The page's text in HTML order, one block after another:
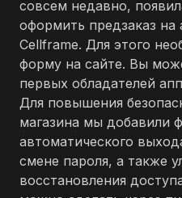
совсем недавно,
оформить предзаказ
Cellframe. Для этого
форму на сайте. Вы
первых обладателей
Для повышения
магазина мы добавили
автоматического
смене пароля, а также
восстановления